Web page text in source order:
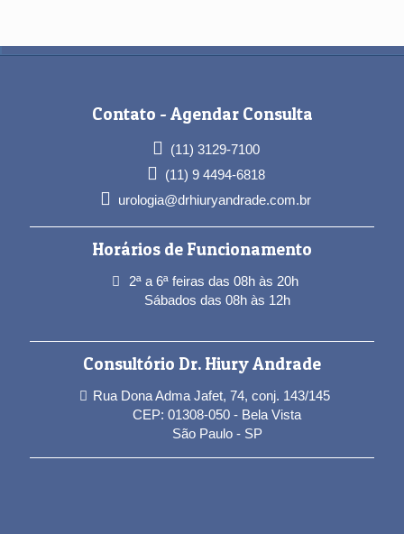
Contato - Agendar Consulta
(11) 3129-7100
(11) 9 4494-6818
urologia@drhiuryandrade.com.br
Horários de Funcionamento
2ª a 6ª feiras das 08h às 20h
Sábados das 08h às 12h
Consultório Dr. Hiury Andrade
Rua Dona Adma Jafet, 74, conj. 143/145
CEP: 01308-050 - Bela Vista
São Paulo - SP